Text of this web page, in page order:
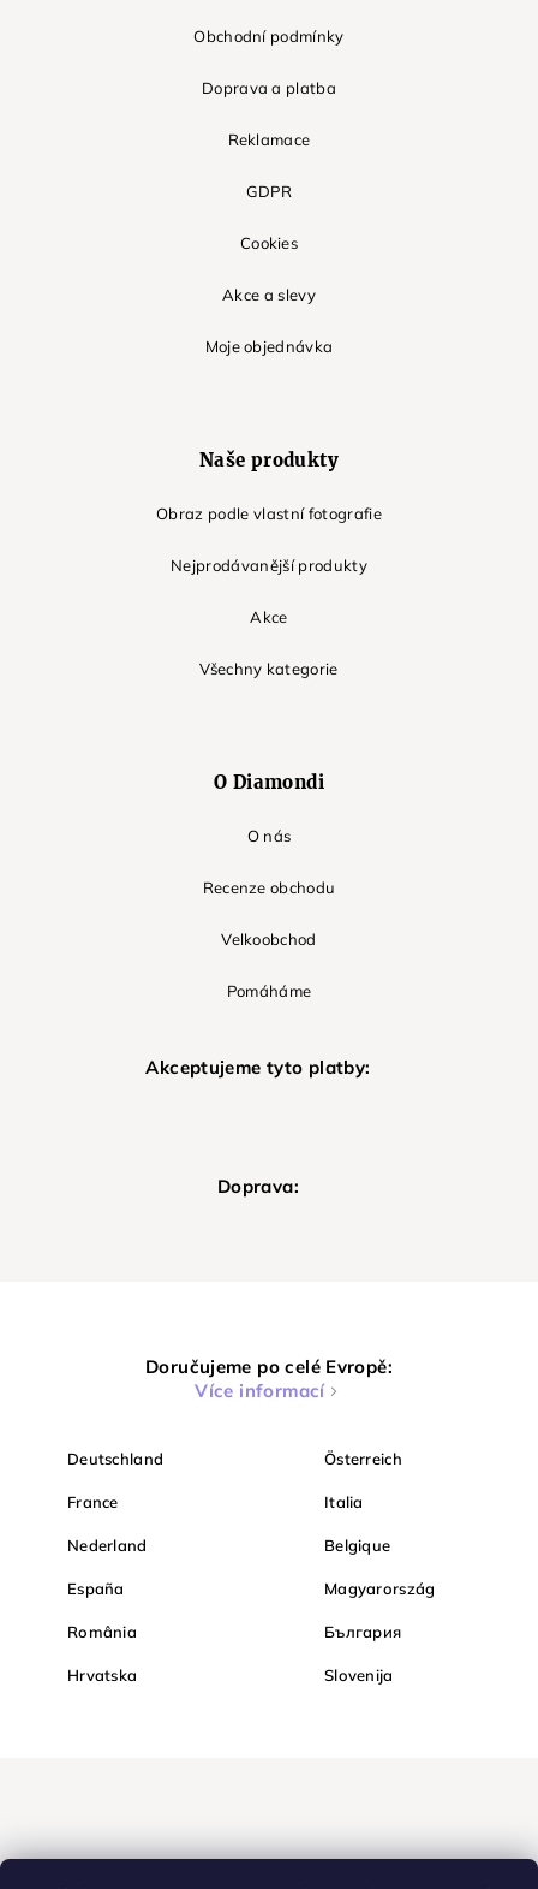
Obchodní podmínky
Doprava a platba
Reklamace
GDPR
Cookies
Akce a slevy
Moje objednávka
Naše produkty
Obraz podle vlastní fotografie
Nejprodávanější produkty
Akce
Všechny kategorie
O Diamondi
O nás
Recenze obchodu
Velkoobchod
Pomáháme
Akceptujeme tyto platby:
Doprava:
Doručujeme po celé Evropě:
Více informací
Deutschland Österreich
France Italia
Nederland Belgique
España Magyarország
România България
Hrvatska Slovenija